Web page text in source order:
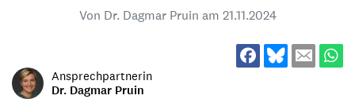
Von Dr. Dagmar Pruin am 21.11.2024
Ansprechpartnerin
Dr. Dagmar Pruin